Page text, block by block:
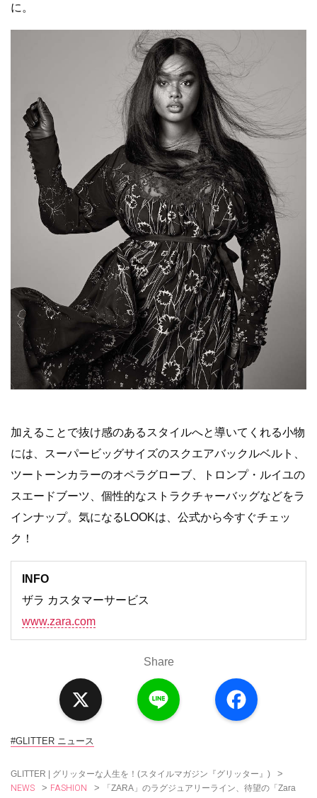
に。
加えることで抜け感のあるスタイルへと導いてくれる小物
には、スーパービッグサイズのスクエアバックルベルト、
ツートーンカラーのオペラグローブ、トロンプ・ルイユの
スエードブーツ、個性的なストラクチャーバッグなどをラ
インナップ。気になるLOOKは、公式から今すぐチェッ
ク！
INFO
ザラ カスタマーサービス
www.zara.com
Share
a
c
#GLITTER ニュース
GLITTER | グリッターな人生を！(スタイルマガジン『グリッター』) >
NEWS > FASHION >
「ZARA」のラグジュアリーライン、待望の「Zara